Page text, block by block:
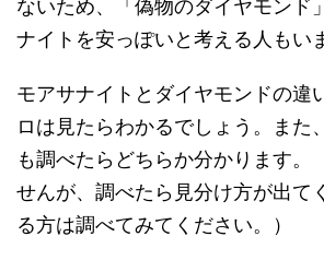
ないため、「偽物のダイヤモンド
ナイトを安っぽいと考える人もい
モアサナイトとダイヤモンドの違
ロは見たらわかるでしょう。また
も調べたらどちらか分かります。
せんが、調べたら見分け方が出て
る方は調べてみてください。）